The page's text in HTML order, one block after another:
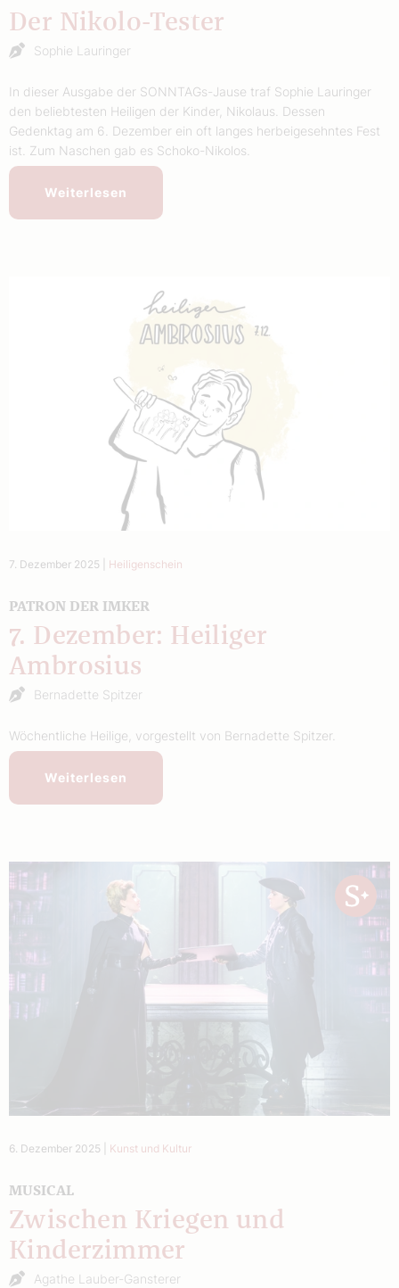
Der Nikolo-Tester
Sophie Lauringer
In dieser Ausgabe der SONNTAGs-Jause traf Sophie Lauringer
den beliebtesten Heiligen der Kinder, Nikolaus. Dessen
Gedenktag am 6. Dezember ein oft langes herbeigesehntes Fest
ist. Zum Naschen gab es Schoko-Nikolos.
Weiterlesen
7. Dezember 2025 Heiligenschein
PATRON DER IMKER
7. Dezember: Heiliger
Ambrosius
Bernadette Spitzer
Wöchentliche Heilige, vorgestellt von Bernadette Spitzer.
Weiterlesen
6. Dezember 2025 Kunst und Kultur
MUSICAL
Zwischen Kriegen und
Kinderzimmer
Agathe Lauber-Gansterer